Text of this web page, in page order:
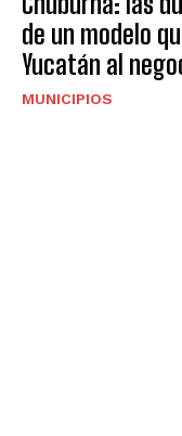
de un modelo
Yucatán al
MUNICIPIOS